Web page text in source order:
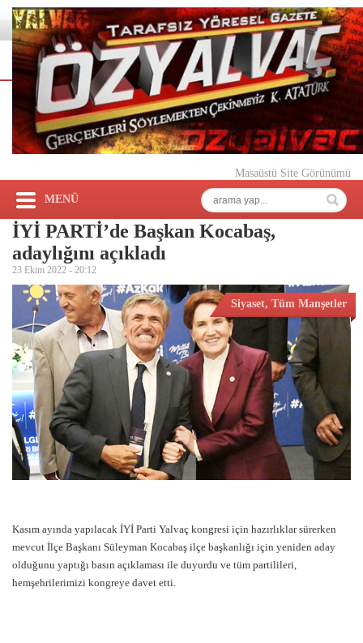
Masaüstü Site Görünümü
MENÜ
İYİ PARTİ’de Başkan Kocabaş,
adaylığını açıkladı
23 Ekim 2022 - 20:12
Siyaset, Tüm Manşetler
Kasım ayında yapılacak İYİ Parti Yalvaç kongresi için hazırlıklar sürerken
mevcut İlçe Başkanı Süleyman Kocabaş ilçe başkanlığı için yeniden aday
olduğunu yaptığı basın açıklaması ile duyurdu ve tüm partilileri,
hemşehrilerimizi kongreye davet etti.